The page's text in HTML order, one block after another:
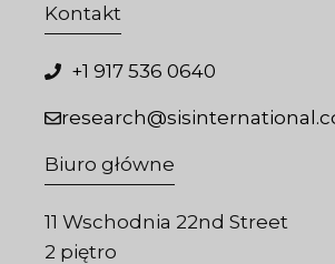
Kontakt
+1 917 536 0640
Biuro główne
11 Wschodnia 22nd Street
2 piętro